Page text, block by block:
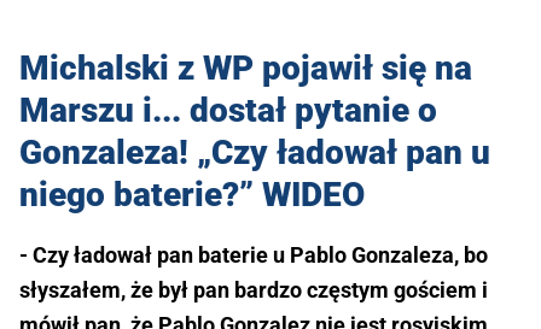
Michalski z WP pojawił się na
Marszu i... dostał pytanie o
Gonzaleza! „Czy ładował pan u
niego baterie?” WIDEO
- Czy ładował pan baterie u Pablo Gonzaleza, bo
słyszałem, że był pan bardzo częstym gościem i